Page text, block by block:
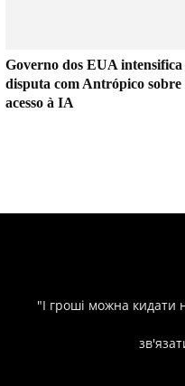
Governo dos EUA intensifica
disputa com Antrópico sobre
acesso à IA
"І гроші можна кидати